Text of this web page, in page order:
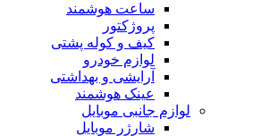
ساعت هوشمند
پروژکتور
کیف و کوله پشتی
لوازم خودرو
آرایشی و بهداشتی
عینک هوشمند
لوازم جانبی موبایل
شارژر موبایل